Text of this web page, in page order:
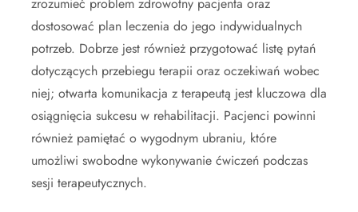
zrozumieć problem zdrowotny pacjenta oraz
dostosować plan leczenia do jego indywidualnych
potrzeb. Dobrze jest również przygotować listę pytań
dotyczących przebiegu terapii oraz oczekiwań wobec
niej; otwarta komunikacja z terapeutą jest kluczowa dla
osiągnięcia sukcesu w rehabilitacji. Pacjenci powinni
również pamiętać o wygodnym ubraniu, które
umożliwi swobodne wykonywanie ćwiczeń podczas
sesji terapeutycznych.